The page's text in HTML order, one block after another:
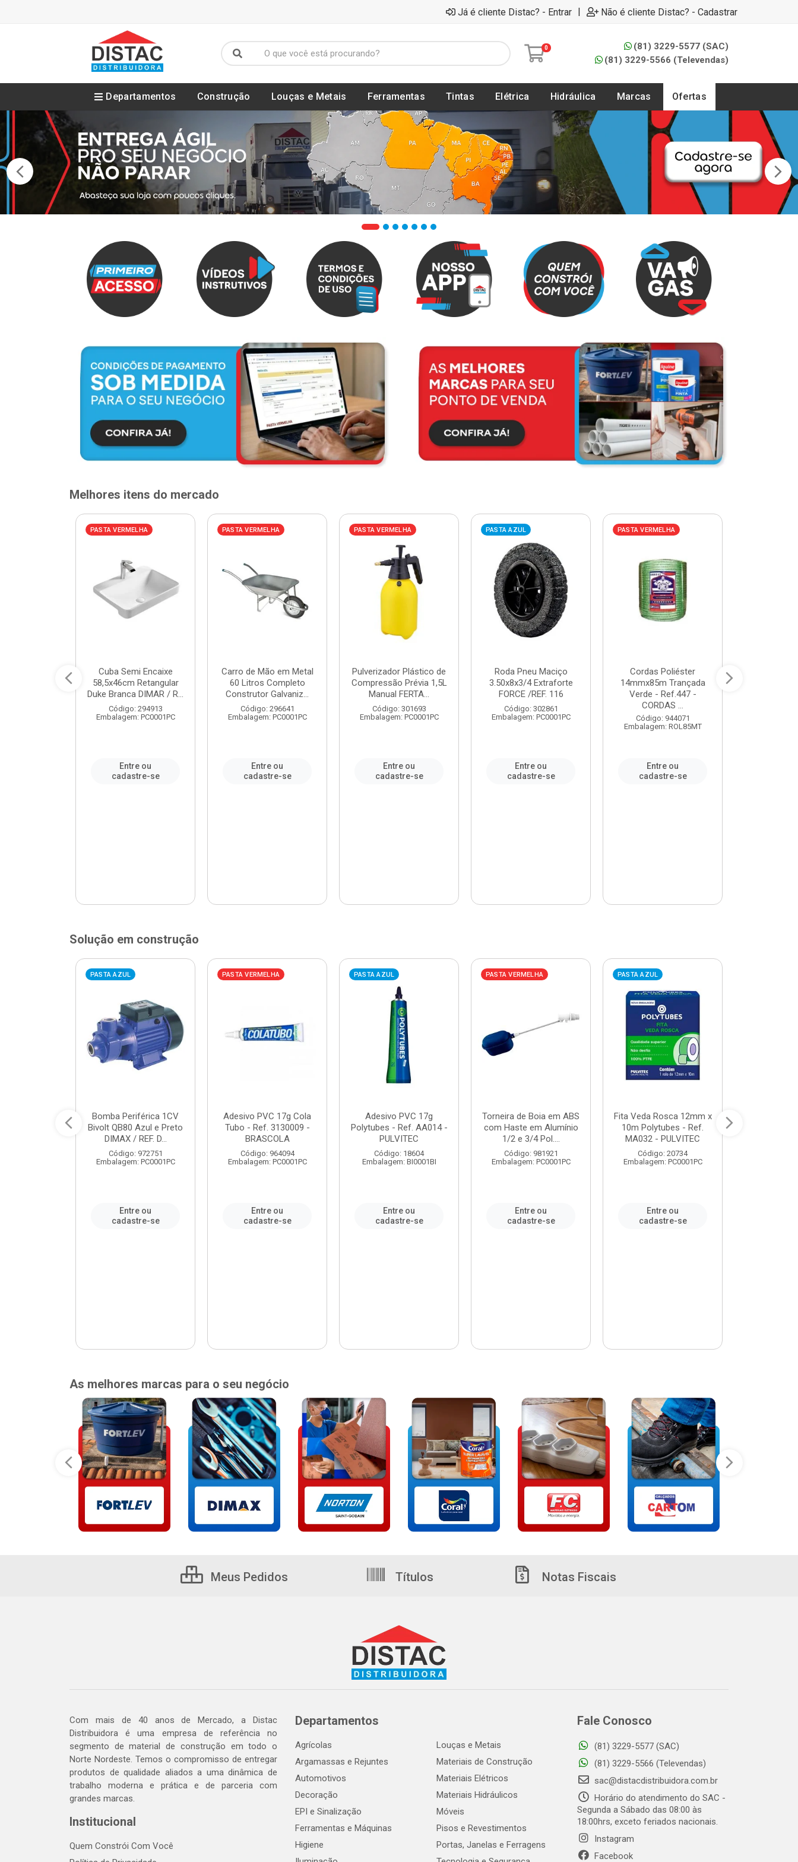
Já é cliente Distac? - Entrar | Não é cliente Distac? - Cadastrar
0
(81) 3229-5577 (SAC)
(81) 3229-5566 (Televendas)
Departamentos Construção Louças e Metais Ferramentas Tintas Elétrica Hidráulica Marcas Ofertas
Melhores itens do mercado
PASTA VERMELHA
Cuba Semi Encaixe
58,5x46cm Retangular
Duke Branca DIMAR / R...
Código: 294913
Embalagem: PC0001PC
Entre ou
cadastre-se
PASTA VERMELHA
Carro de Mão em Metal
60 Litros Completo
Construtor Galvaniz...
Código: 296641
Embalagem: PC0001PC
Entre ou
cadastre-se
PASTA VERMELHA
Pulverizador Plástico de
Compressão Prévia 1,5L
Manual FERTA...
Código: 301693
Embalagem: PC0001PC
Entre ou
cadastre-se
PASTA AZUL
Roda Pneu Maciço
3.50x8x3/4 Extraforte
FORCE /REF. 116
Código: 302861
Embalagem: PC0001PC
Entre ou
cadastre-se
PASTA VERMELHA
Cordas Poliéster
14mmx85m Trançada
Verde - Ref.447 -
CORDAS ...
Código: 944071
Embalagem: ROL85MT
Entre ou
cadastre-se
Solução em construção
PASTA AZUL
Bomba Periférica 1CV
Bivolt QB80 Azul e Preto
DIMAX / REF. D...
Código: 972751
Embalagem: PC0001PC
Entre ou
cadastre-se
PASTA VERMELHA
Adesivo PVC 17g Cola
Tubo - Ref. 3130009 -
BRASCOLA
Código: 964094
Embalagem: PC0001PC
Entre ou
cadastre-se
PASTA AZUL
Adesivo PVC 17g
Polytubes - Ref. AA014 -
PULVITEC
Código: 18604
Embalagem: BI0001BI
Entre ou
cadastre-se
PASTA VERMELHA
Torneira de Boia em ABS
com Haste em Alumínio
1/2 e 3/4 Pol....
Código: 981921
Embalagem: PC0001PC
Entre ou
cadastre-se
PASTA AZUL
Fita Veda Rosca 12mm x
10m Polytubes - Ref.
MA032 - PULVITEC
Código: 20734
Embalagem: PC0001PC
Entre ou
cadastre-se
As melhores marcas para o seu negócio
Meus Pedidos Títulos Notas Fiscais
Com mais de 40 anos de Mercado, a Distac
Distribuidora é uma empresa de referência no
segmento de material de construção em todo o
Norte Nordeste. Temos o compromisso de entregar
produtos de qualidade aliados a uma dinâmica de
trabalho moderna e prática e de parceria com
grandes marcas.
Institucional
Quem Constrói Com Você
Departamentos
Agrícolas
Argamassas e Rejuntes
Automotivos
Decoração
EPI e Sinalização
Ferramentas e Máquinas
Higiene
Louças e Metais
Materiais de Construção
Materiais Elétricos
Materiais Hidráulicos
Móveis
Pisos e Revestimentos
Portas, Janelas e Ferragens
Fale Conosco
(81) 3229-5577 (SAC)
(81) 3229-5566 (Televendas)
sac@distacdistribuidora.com.br
Horário do atendimento do SAC -
Segunda a Sábado das 08:00 às
18:00hrs, exceto feriados nacionais.
Instagram
Facebook